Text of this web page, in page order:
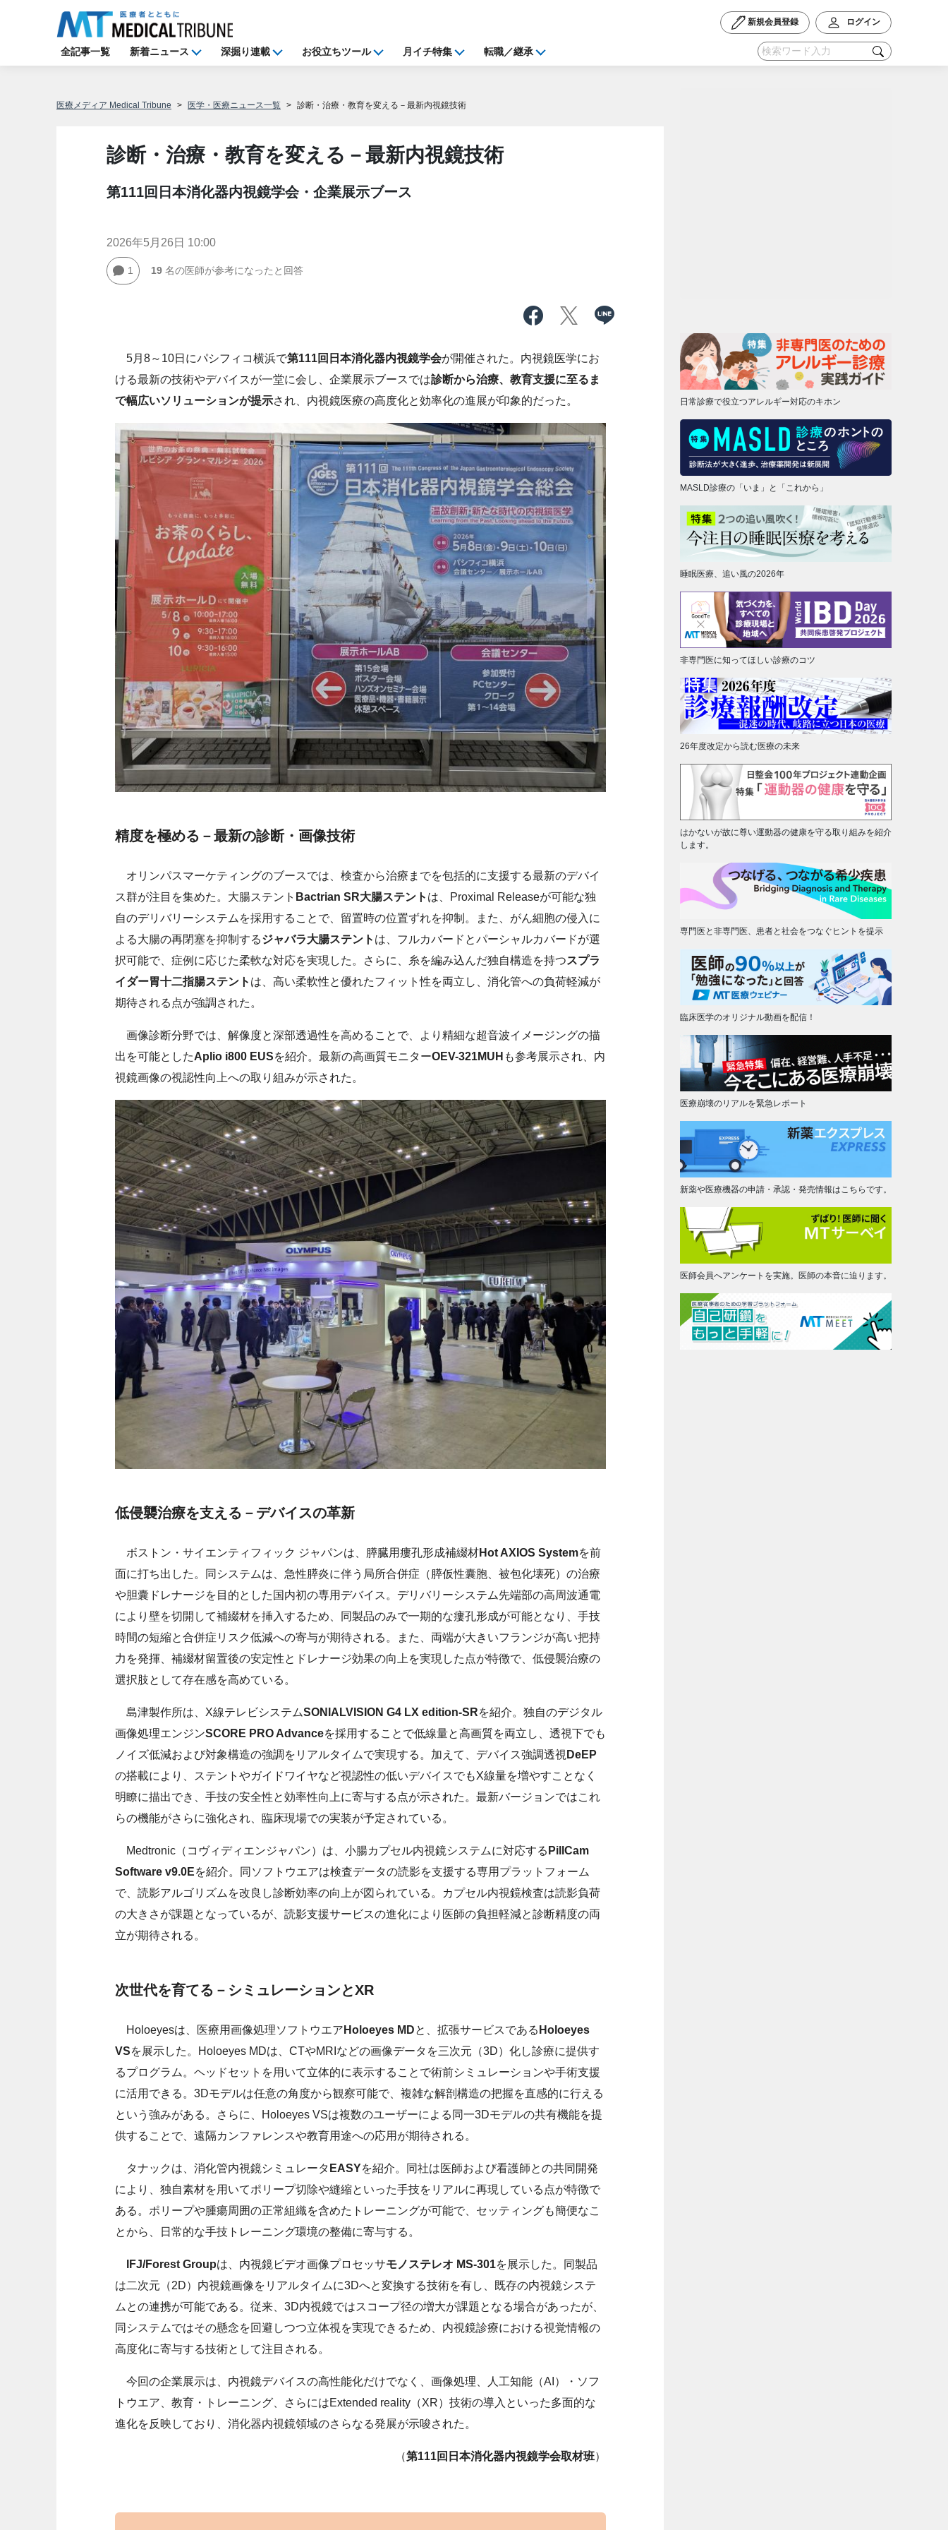
新規会員登録 ログイン
全記事一覧 新着ニュース 深掘り連載 お役立ちツール 月イチ特集 転職／継承
医療メディア Medical Tribune 医学・医療ニュース一覧 診断・治療・教育を変える－最新内視鏡技術
診断・治療・教育を変える－最新内視鏡技術
第111回日本消化器内視鏡学会・企業展示ブース
2026年5月26日 10:00
1 19名の医師が参考になったと回答
5月8～10日にパシフィコ横浜で第111回日本消化器内視鏡学会が開催された。内視鏡医学にお
ける最新の技術やデバイスが一堂に会し、企業展示ブースでは診断から治療、教育支援に至るま
で幅広いソリューションが提示され、内視鏡医療の高度化と効率化の進展が印象的だった。
精度を極める－最新の診断・画像技術
オリンパスマーケティングのブースでは、検査から治療までを包括的に支援する最新のデバイ
ス群が注目を集めた。大腸ステント Bactrian SR大腸ステント は、Proximal Releaseが可能な独
自のデリバリーシステムを採用することで、留置時の位置ずれを抑制。また、がん細胞の侵入に
よる大腸の再閉塞を抑制するジャバラ大腸ステント は、フルカバードとパーシャルカバードが選
択可能で、症例に応じた柔軟な対応を実現した。さらに、糸を編み込んだ独自構造を持つスプラ
イダー胃十二指腸ステント は、高い柔軟性と優れたフィット性を両立し、消化管への負荷軽減が
期待される点が強調された。
画像診断分野では、解像度と深部透過性を高めることで、より精細な超音波イメージングの描
出を可能としたAplio i800 EUSを紹介。最新の高画質モニターOEV-321MUH も参考展示され、内
視鏡画像の視認性向上への取り組みが示された。
低侵襲治療を支える－デバイスの革新
ボストン・サイエンティフィック ジャパンは、膵臓用瘻孔形成補綴材Hot AXIOS Systemを前
面に打ち出した。同システムは、急性膵炎に伴う局所合併症（膵仮性囊胞、被包化壊死）の治療
や胆囊ドレナージを目的とした国内初の専用デバイス。デリバリーシステム先端部の高周波通電
により壁を切開して補綴材を挿入するため、同製品のみで一期的な瘻孔形成が可能となり、手技
時間の短縮と合併症リスク低減への寄与が期待される。また、両端が大きいフランジが高い把持
力を発揮、補綴材留置後の安定性とドレナージ効果の向上を実現した点が特徴で、低侵襲治療の
選択肢として存在感を高めている。
島津製作所は、X線テレビシステムSONIALVISION G4 LX edition-SRを紹介。独自のデジタル
画像処理エンジンSCORE PRO Advanceを採用することで低線量と高画質を両立し、透視下でも
ノイズ低減および対象構造の強調をリアルタイムで実現する。加えて、デバイス強調透視 DeEP
の搭載により、ステントやガイドワイヤなど視認性の低いデバイスでもX線量を増やすことなく
明瞭に描出でき、手技の安全性と効率性向上に寄与する点が示された。最新バージョンではこれ
らの機能がさらに強化され、臨床現場での実装が予定されている。
Medtronic（コヴィディエンジャパン）は、小腸カプセル内視鏡システムに対応する PillCam
Software v9.0Eを紹介。同ソフトウエアは検査データの読影を支援する専用プラットフォーム
で、読影アルゴリズムを改良し診断効率の向上が図られている。カプセル内視鏡検査は読影負荷
の大きさが課題となっているが、読影支援サービスの進化により医師の負担軽減と診断精度の両
立が期待される。
次世代を育てる－シミュレーションとXR
Holoeyesは、医療用画像処理ソフトウエア Holoeyes MDと、拡張サービスである Holoeyes
VSを展示した。Holoeyes MDは、CTやMRIなどの画像データを三次元（3D）化し診療に提供す
るプログラム。ヘッドセットを用いて立体的に表示することで術前シミュレーションや手術支援
に活用できる。3Dモデルは任意の角度から観察可能で、複雑な解剖構造の把握を直感的に行える
という強みがある。さらに、Holoeyes VSは複数のユーザーによる同一3Dモデルの共有機能を提
供することで、遠隔カンファレンスや教育用途への応用が期待される。
タナックは、消化管内視鏡シミュレータ EASYを紹介。同社は医師および看護師との共同開発
により、独自素材を用いてポリープ切除や縫縮といった手技をリアルに再現している点が特徴で
ある。ポリープや腫瘍周囲の正常組織を含めたトレーニングが可能で、セッティングも簡便なこ
とから、日常的な手技トレーニング環境の整備に寄与する。
IFJ/Forest Groupは、内視鏡ビデオ画像プロセッサモノステレオ MS-301を展示した。同製品
は二次元（2D）内視鏡画像をリアルタイムに3Dへと変換する技術を有し、既存の内視鏡システ
ムとの連携が可能である。従来、3D内視鏡ではスコープ径の増大が課題となる場合があったが、
同システムではその懸念を回避しつつ立体視を実現できるため、内視鏡診療における視覚情報の
高度化に寄与する技術として注目される。
今回の企業展示は、内視鏡デバイスの高性能化だけでなく、画像処理、人工知能（AI）・ソフ
トウエア、教育・トレーニング、さらにはExtended reality（XR）技術の導入といった多面的な
進化を反映しており、消化器内視鏡領域のさらなる発展が示唆された。
（第111回日本消化器内視鏡学会取材班）
日常診療で役立つアレルギー対応のキホン
MASLD診療の「いま」と「これから」
睡眠医療、追い風の2026年
非専門医に知ってほしい診療のコツ
26年度改定から読む医療の未来
はかないが故に尊い運動器の健康を守る取り組みを紹介
します。
専門医と非専門医、患者と社会をつなぐヒントを提示
臨床医学のオリジナル動画を配信！
医療崩壊のリアルを緊急レポート
新薬や医療機器の申請・承認・発売情報はこちらです。
医師会員へアンケートを実施。医師の本音に迫ります。